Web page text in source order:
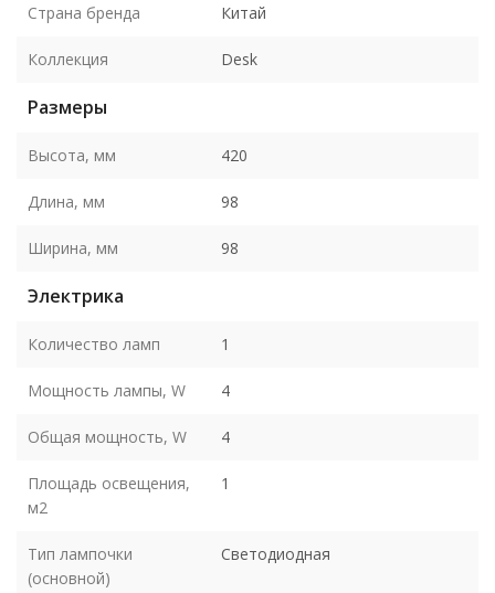
Страна бренда Китай
Коллекция Desk
Размеры
Высота, мм 420
Длина, мм 98
Ширина, мм 98
Электрика
Количество ламп 1
Мощность лампы, W 4
Общая мощность, W 4
Площадь освещения,
м2
1
Тип лампочки
(основной)
Светодиодная